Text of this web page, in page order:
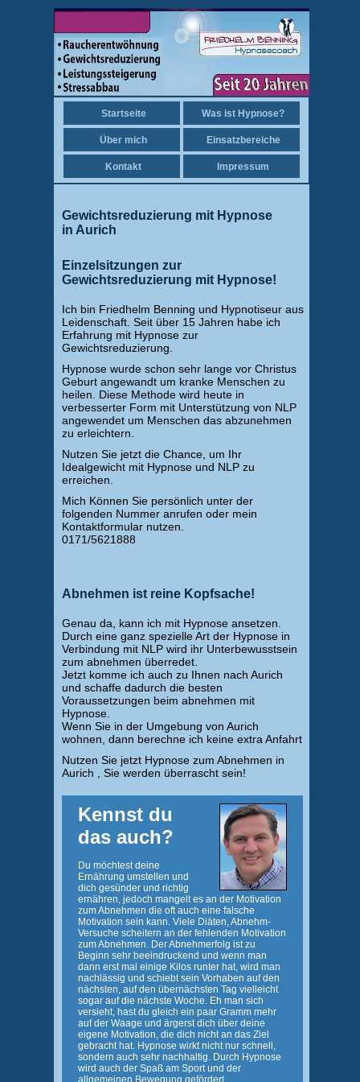
Startseite Was ist Hypnose?
Über mich Einsatzbereiche
Kontakt Impressum
Gewichtsreduzierung mit Hypnose
in Aurich
Einzelsitzungen zur
Gewichtsreduzierung mit Hypnose!
Ich bin Friedhelm Benning und Hypnotiseur aus
Leidenschaft. Seit über 15 Jahren habe ich
Erfahrung mit Hypnose zur
Gewichtsreduzierung.
Hypnose wurde schon sehr lange vor Christus
Geburt angewandt um kranke Menschen zu
heilen. Diese Methode wird heute in
verbesserter Form mit Unterstützung von NLP
angewendet um Menschen das abzunehmen
zu erleichtern.
Nutzen Sie jetzt die Chance, um Ihr
Idealgewicht mit Hypnose und NLP zu
erreichen.
Mich Können Sie persönlich unter der
folgenden Nummer anrufen oder mein
Kontaktformular nutzen.
0171/5621888
Abnehmen ist reine Kopfsache!
Genau da, kann ich mit Hypnose ansetzen.
Durch eine ganz spezielle Art der Hypnose in
Verbindung mit NLP wird ihr Unterbewusstsein
zum abnehmen überredet.
Jetzt komme ich auch zu Ihnen nach Aurich
und schaffe dadurch die besten
Voraussetzungen beim abnehmen mit
Hypnose.
Wenn Sie in der Umgebung von Aurich
wohnen, dann berechne ich keine extra Anfahrt
Nutzen Sie jetzt Hypnose zum Abnehmen in
Aurich , Sie werden überrascht sein!
Kennst du
das auch?
Du möchtest deine
Ernährung umstellen und
dich gesünder und richtig
ernähren, jedoch mangelt es an der Motivation
zum Abnehmen die oft auch eine falsche
Motivation sein kann. Viele Diäten, Abnehm-
Versuche scheitern an der fehlenden Motivation
zum Abnehmen. Der Abnehmerfolg ist zu
Beginn sehr beeindruckend und wenn man
dann erst mal einige Kilos runter hat, wird man
nachlässig und schiebt sein Vorhaben auf den
nächsten, auf den übernächsten Tag vielleicht
sogar auf die nächste Woche. Eh man sich
versieht, hast du gleich ein paar Gramm mehr
auf der Waage und ärgerst dich über deine
eigene Motivation, die dich nicht an das Ziel
gebracht hat. Hypnose wirkt nicht nur schnell,
sondern auch sehr nachhaltig. Durch Hypnose
wird auch der Spaß am Sport und der
allgemeinen Bewegung gefördert.